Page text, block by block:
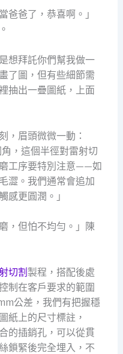
爸爸了，恭喜啊。」
想拜託你們幫我做一
了圖，但有些細節需
抽出一疊圖紙，上面
，眉頭微微一動：
，這個半徑對雷射切
工序要特別注意——如
澀。我們通常會追加
感更圓潤。」
，但怕不均勻。」陳
切割 製程，搭配後處
制在客戶要求的範圍
公差，我們有把握穩
紙上的尺寸標註，
的插銷孔，可以從貫
鎖緊後完全埋入，不